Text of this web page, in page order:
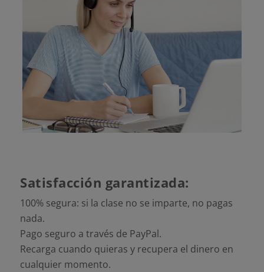
Satisfacción garantizada:
100% segura: si la clase no se imparte, no pagas
nada.
Pago seguro a través de PayPal.
Recarga cuando quieras y recupera el dinero en
cualquier momento.